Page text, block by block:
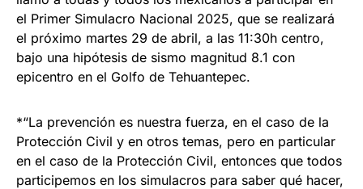
el Primer Simulacro Nacional 2025, que se realizará
el próximo martes 29 de abril, a las 11:30h centro,
bajo una hipótesis de sismo magnitud 8.1 con
epicentro en el Golfo de Tehuantepec.
*“La prevención es nuestra fuerza, en el caso de la
Protección Civil y en otros temas, pero en particular
en el caso de la Protección Civil, entonces que todos
participemos en los simulacros para saber qué hacer,